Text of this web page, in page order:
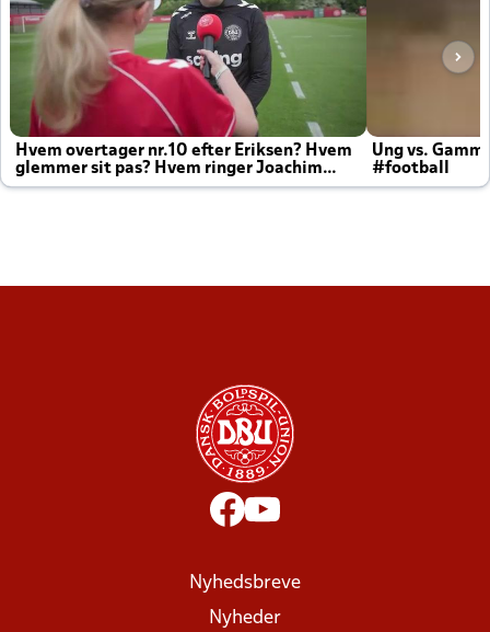
Hvem overtager nr.10 efter Eriksen? Hvem
glemmer sit pas? Hvem ringer Joachim
altid til efter kampe?
Ung vs.
#football
Nyhedsbreve
Nyheder